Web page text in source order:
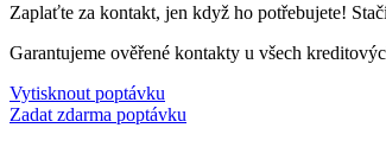
Zaplaťte za kontakt, jen když ho potřebujete!
Garantujeme ověřené kontakty u všech
Vytisknout poptávku
Zadat zdarma poptávku